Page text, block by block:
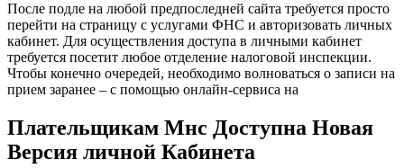
После подле на любой предпоследней сайта требуется просто
перейти на страницу с услугами ФНС и авторизовать личных
кабинет. Для осуществления доступа в личными кабинет
требуется посетит любое отделение налоговой инспекции.
Чтобы конечно очередей, необходимо волноваться о записи на
прием заранее – с помощью онлайн-сервиса на
Плательщикам Мнс Доступна Новая
Версия личной Кабинета